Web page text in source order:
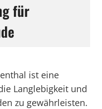
für
ist eine
Langlebigkeit und
zu gewährleisten.